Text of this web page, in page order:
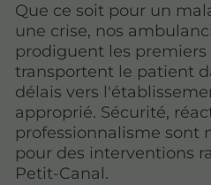
Que ce soit pour un
une crise, nos
prodiguent les premiers
transportent le patient
délais vers
approprié. Sécurité,
professionnalisme sont
pour des interventions
Petit-Canal.